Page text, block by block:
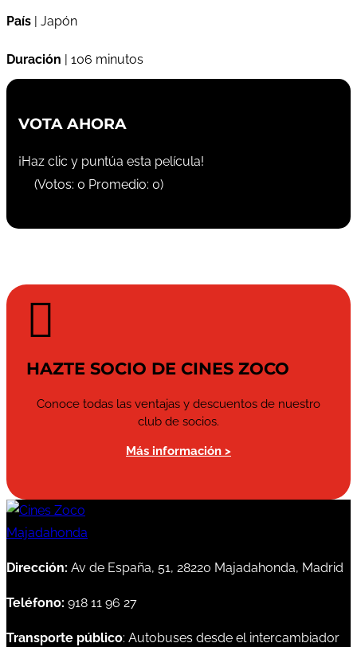
País | Japón
Duración | 106 minutos
VOTA AHORA
¡Haz clic y puntúa esta película!
(Votos: 0 Promedio: 0)

HAZTE SOCIO DE CINES ZOCO
Conoce todas las ventajas y descuentos de nuestro
club de socios.
Más información >
Dirección: Av de España, 51, 28220 Majadahonda, Madrid
Teléfono: 918 11 96 27
Transporte público: Autobuses desde el intercambiador